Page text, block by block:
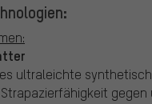
ultraleichte